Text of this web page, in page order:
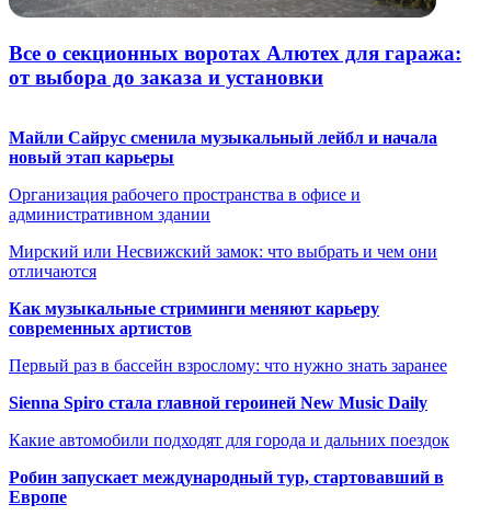
Все о секционных воротах Алютех для гаража:
от выбора до заказа и установки
Майли Сайрус сменила музыкальный лейбл и начала
новый этап карьеры
Организация рабочего пространства в офисе и
административном здании
Мирский или Несвижский замок: что выбрать и чем они
отличаются
Как музыкальные стриминги меняют карьеру
современных артистов
Первый раз в бассейн взрослому: что нужно знать заранее
Sienna Spiro стала главной героиней New Music Daily
Какие автомобили подходят для города и дальних поездок
Робин запускает международный тур, стартовавший в
Европе